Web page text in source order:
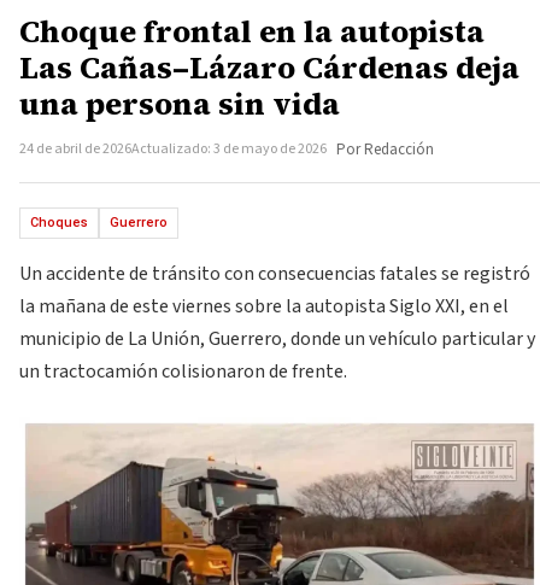
Choque frontal en la autopista
Las Cañas–Lázaro Cárdenas deja
una persona sin vida
24 de abril de 2026Actualizado: 3 de mayo de 2026 Por Redacción
Choques Guerrero
Un accidente de tránsito con consecuencias fatales se registró
la mañana de este viernes sobre la autopista Siglo XXI, en el
municipio de La Unión, Guerrero, donde un vehículo particular y
un tractocamión colisionaron de frente.